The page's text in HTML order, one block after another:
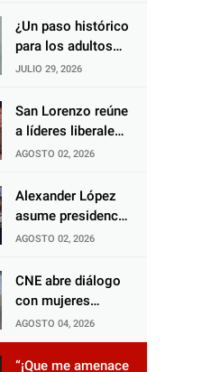
y abandona al
inocente.
2026
¿Un paso histórico
para los adultos
mayores?
impulsada por el
diputado Salomón
Honduras
JULIO 29, 2026
San Lorenzo reúne
a líderes liberales
en jornada de
unidad
AGOSTO 02, 2026
Alexander López
asume presidencia
del Consejo
de El Progreso
para el Censo
AGOSTO 02, 2026
CNE abre diálogo
con mujeres
políticas para
impulsar reformas
electorales
AGOSTO 04, 2026
“¡Que me amenace